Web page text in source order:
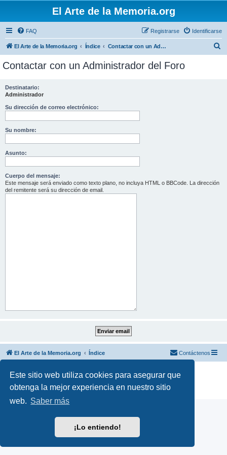
Este sitio web utiliza cookies para asegurar que
obtenga la mejor experiencia en nuestro sitio
web. Saber más
¡Lo entiendo!
El Arte de la Memoria.org
FAQ Identificarse
Registrarse
El Arte de la Memoria.org Índice Contactar con un Administrador del Foro
Contactar con un Administrador del Foro
Destinatario:
Administrador
Su dirección de correo electrónico:
Su nombre:
Asunto:
Cuerpo del mensaje:
Este mensaje será enviado como texto plano, no incluya HTML o BBCode. La dirección
del remitente será su dirección de email.
El Arte de la Memoria.org Índice Contáctenos
Desarrollado por phpBB ® Forum Software © phpBB Limited
Traducción al español por
phpBB España
Privacidad|Condiciones